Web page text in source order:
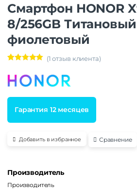
Смартфон HONOR
8/256GB Титановый
фиолетовый
5.00
из 5 на
основе
опроса
я
(1отзыв клиента)
Гарантия 12 месяцев
Добавить в избранное Сравнение
Производитель
Производитель